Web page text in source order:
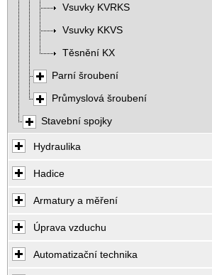
Vsuvky KVRKS
Vsuvky KKVS
Těsnění KX
Parní šroubení
Průmyslová šroubení
Stavební spojky
Hydraulika
Hadice
Armatury a měření
Úprava vzduchu
Automatizační technika